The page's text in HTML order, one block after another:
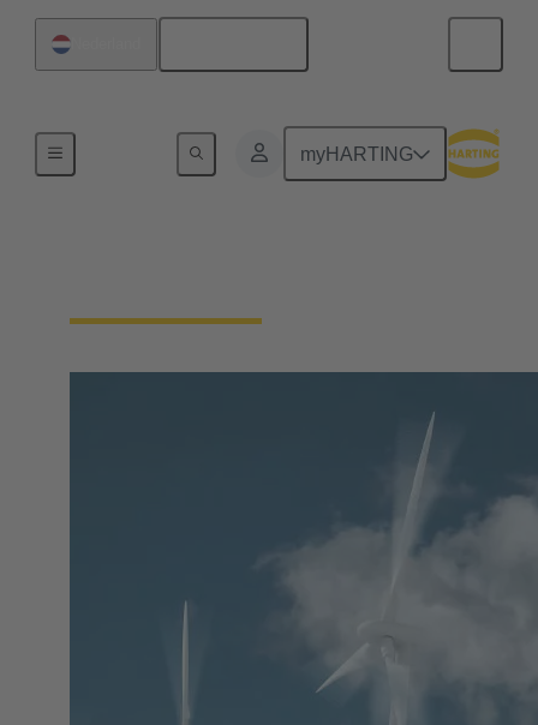
myHARTING
Onze verantwoordelijkheid